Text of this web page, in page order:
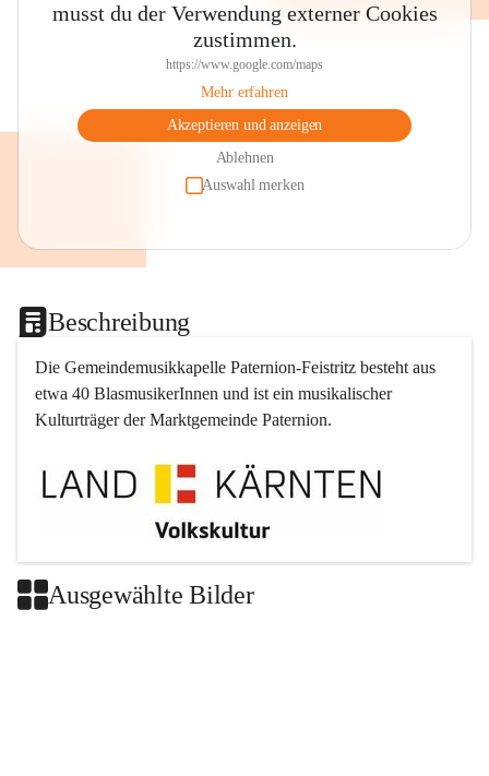
musst du der Verwendung externer Cookies
zustimmen.
https://www.google.com/maps
Mehr erfahren
Akzeptieren und anzeigen
Ablehnen
Auswahl merken
Beschreibung
Die Gemeindemusikkapelle Paternion-Feistritz besteht aus
etwa 40 BlasmusikerInnen und ist ein musikalischer
Kulturträger der Marktgemeinde Paternion.
Ausgewählte Bilder